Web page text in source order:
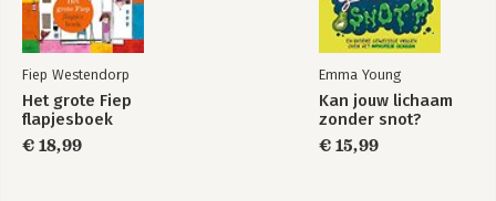
Fiep Westendorp
Het grote Fiep
flapjesboek
€ 18,99
Emma Young
Kan jouw lichaam
zonder snot?
€ 15,99